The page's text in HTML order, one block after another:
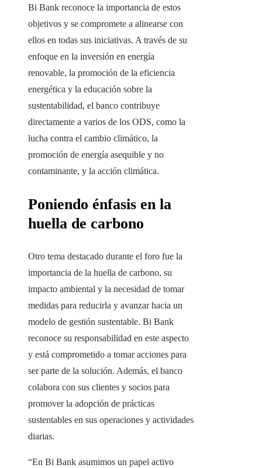
Bi Bank reconoce la importancia de estos
objetivos y se compromete a alinearse con
ellos en todas sus iniciativas. A través de su
enfoque en la inversión en energía
renovable, la promoción de la eficiencia
energética y la educación sobre la
sustentabilidad, el banco contribuye
directamente a varios de los ODS, como la
lucha contra el cambio climático, la
promoción de energía asequible y no
contaminante, y la acción climática.
Poniendo énfasis en la
huella de carbono
Otro tema destacado durante el foro fue la
importancia de la huella de carbono, su
impacto ambiental y la necesidad de tomar
medidas para reducirla y avanzar hacia un
modelo de gestión sustentable. Bi Bank
reconoce su responsabilidad en este aspecto
y está comprometido a tomar acciones para
ser parte de la solución. Además, el banco
colabora con sus clientes y socios para
promover la adopción de prácticas
sustentables en sus operaciones y actividades
diarias.
“En Bi Bank asumimos un papel activo